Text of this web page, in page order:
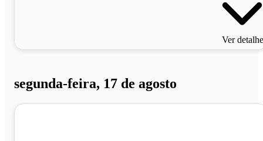
Ver
segunda-feira, 17 de agosto